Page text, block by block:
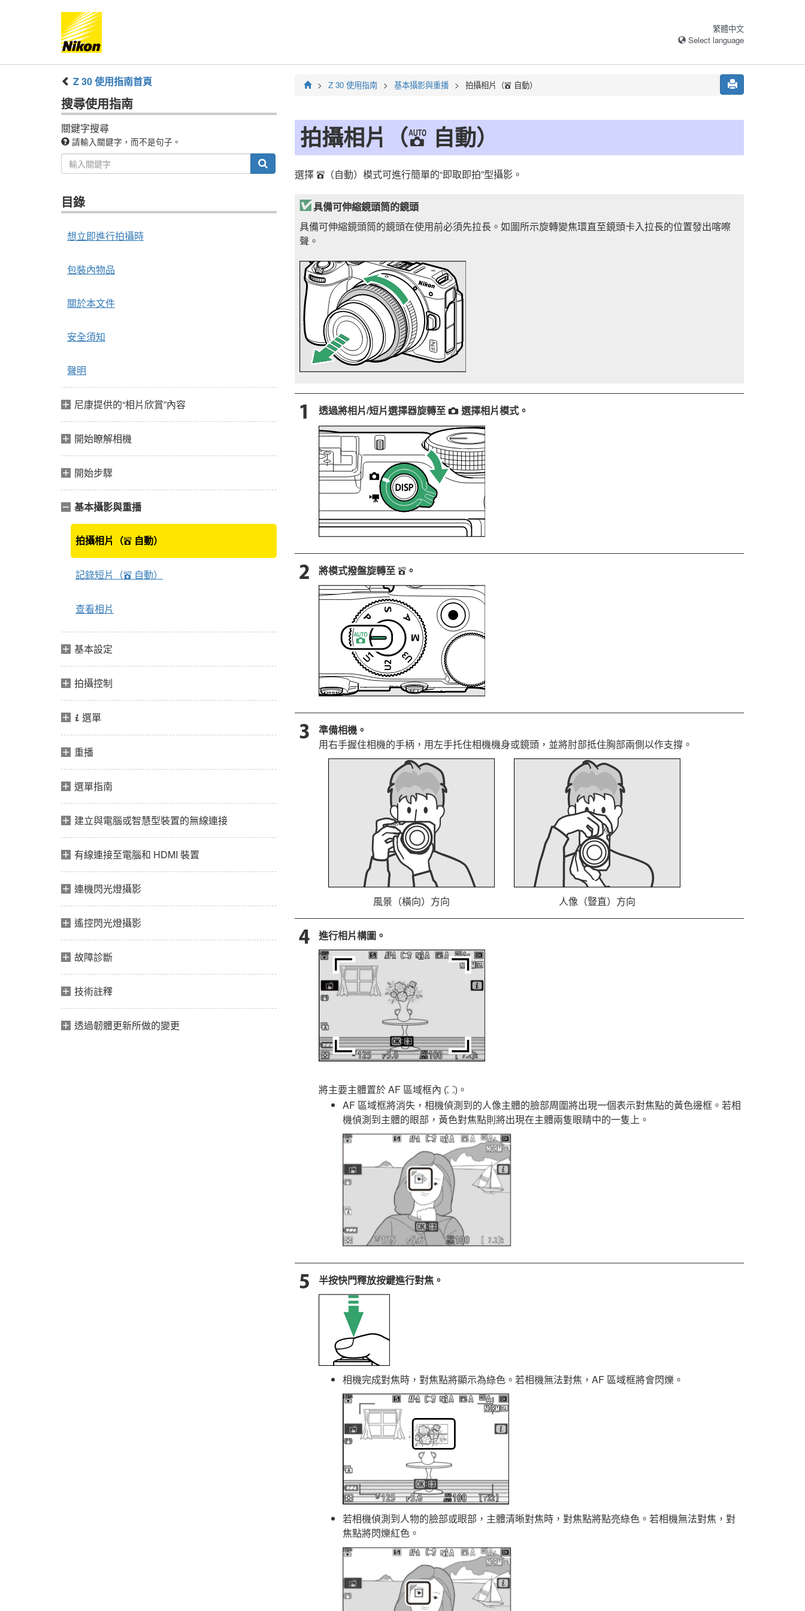
繁體中文
Select language
Z 30使用指南首頁
搜尋使用指南
關鍵字搜尋
請輸入關鍵字，而不是句子。
目錄
想立即進行拍攝時
包裝內物品
關於本文件
安全須知
聲明
尼康提供的“相片欣賞”內容
開始瞭解相機
開始步驟
基本攝影與重播
拍攝相片（b 自動）
記錄短片（b 自動）
查看相片
基本設定
拍攝控制
i 選單
重播
選單指南
建立與電腦或智慧型裝置的無線連接
有線連接至電腦和 HDMI 裝置
連機閃光燈攝影
遙控閃光燈攝影
故障診斷
技術註釋
透過韌體更新所做的變更
Z 30 使用指南 基本攝影與重播 拍攝相片（b 自動）
拍攝相片（b 自動）
選擇 b （自動）模式可進行簡單的“即取即拍”型攝影。
具備可伸縮鏡頭筒的鏡頭
具備可伸縮鏡頭筒的鏡頭在使用前必須先拉長。如圖所示旋轉變焦環直至鏡頭卡入拉長的位置發出喀嚓
聲。
透過將相片/短片選擇器旋轉至 C 選擇相片模式。
將模式撥盤旋轉至 b 。
準備相機。
用右手握住相機的手柄，用左手托住相機機身或鏡頭，並將肘部抵住胸部兩側以作支撐。
風景（橫向）方向 人像（豎直）方向
進行相片構圖。
將主要主體置於 AF 區域框內 (5)。
AF 區域框將消失，相機偵測到的人像主體的臉部周圍將出現一個表示對焦點的黃色邊框。若相
機偵測到主體的眼部，黃色對焦點則將出現在主體兩隻眼睛中的一隻上。
半按快門釋放按鍵進行對焦。
相機完成對焦時，對焦點將顯示為綠色。若相機無法對焦，AF 區域框將會閃爍。
若相機偵測到人物的臉部或眼部，主體清晰對焦時，對焦點將點亮綠色。若相機無法對焦，對
焦點將閃爍紅色。